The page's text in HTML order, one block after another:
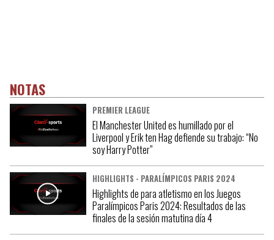
NOTAS
PREMIER LEAGUE
El Manchester United es humillado por el
Liverpool y Erik ten Hag defiende su trabajo: “No
soy Harry Potter”
HIGHLIGHTS - PARALÍMPICOS PARIS 2024
Highlights de para atletismo en los Juegos
Paralímpicos Paris 2024: Resultados de las
finales de la sesión matutina día 4